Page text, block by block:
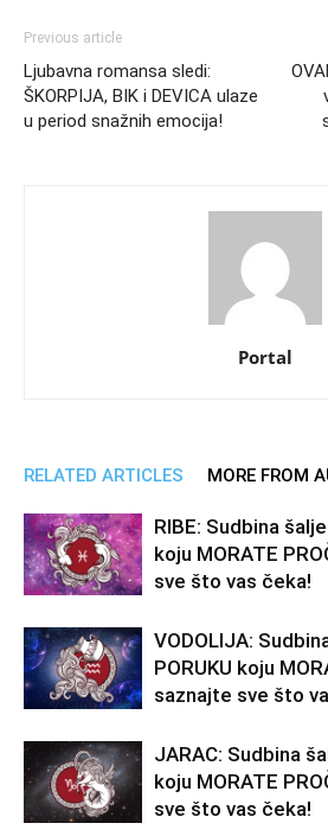
Previous article
Ljubavna romansa sledi:
ŠKORPIJA, BIK i DEVICA ulaze
u period snažnih emocija!
Portal
RELATED ARTICLES MORE FROM
RIBE: Sudbina
koju MORATE
sve što vas čeka!
VODOLIJA:
PORUKU koju
saznajte sve što
JARAC: Sudbina
koju MORATE
sve što vas čeka!